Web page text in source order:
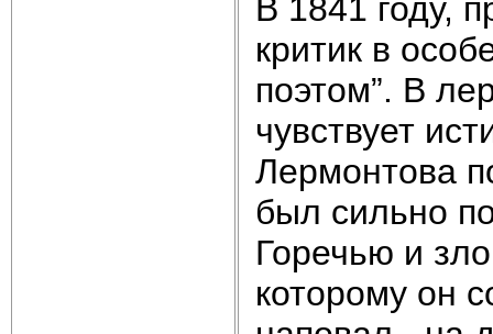
В 1841 году,
критик в
поэтом”. В
чувствует
Лермонтова
был сильно
Горечью и
которому он